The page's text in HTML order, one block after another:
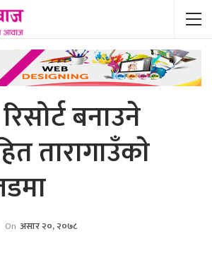
बनाउने
तारागाउँकाे
On असार २०, २०७८